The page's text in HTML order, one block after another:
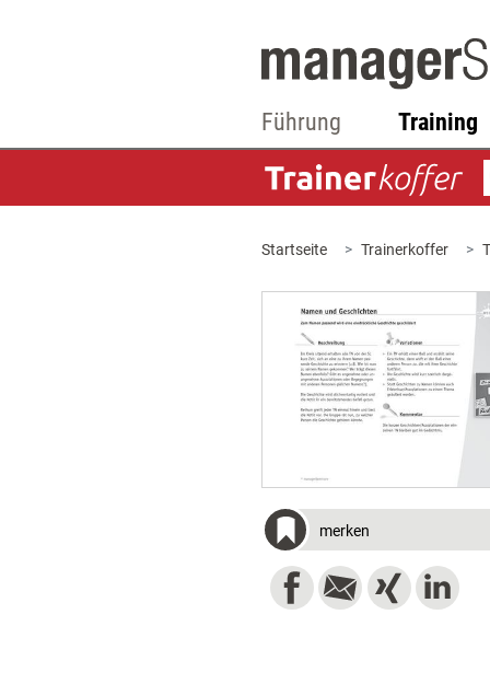
Führung Training
Startseite Trainerkoffer
merken